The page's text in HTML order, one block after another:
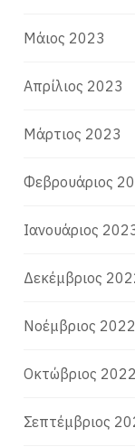
Μάιος 2023
Απρίλιος 2023
Μάρτιος 2023
Φεβρουάριος
Ιανουάριος
Δεκέμβριος
Νοέμβριος 2022
Οκτώβριος 2022
Σεπτέμβριος